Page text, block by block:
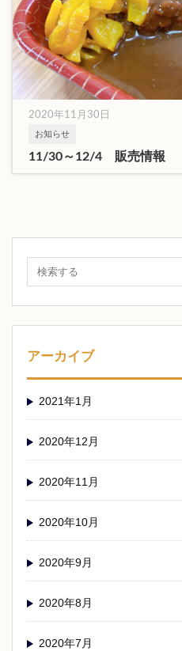
2020年11月30日
お知らせ
11/30～12/4 販売情報
アーカイブ
2021年1月
2020年12月
2020年11月
2020年10月
2020年9月
2020年8月
2020年7月